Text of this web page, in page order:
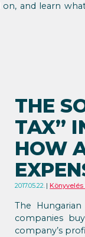
on, and learn
THE
TAX”
HOW
2017.05.22.
The
companies
company’s